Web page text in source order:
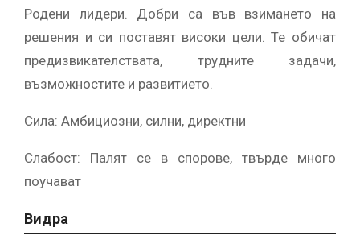
Родени лидери. Добри са във взимането на
решения и си поставят високи цели. Те обичат
предизвикателствата, трудните задачи,
възможностите и развитието.
Сила: Амбициозни, силни, директни
Слабост: Палят се в спорове, твърде много
поучават
Видра